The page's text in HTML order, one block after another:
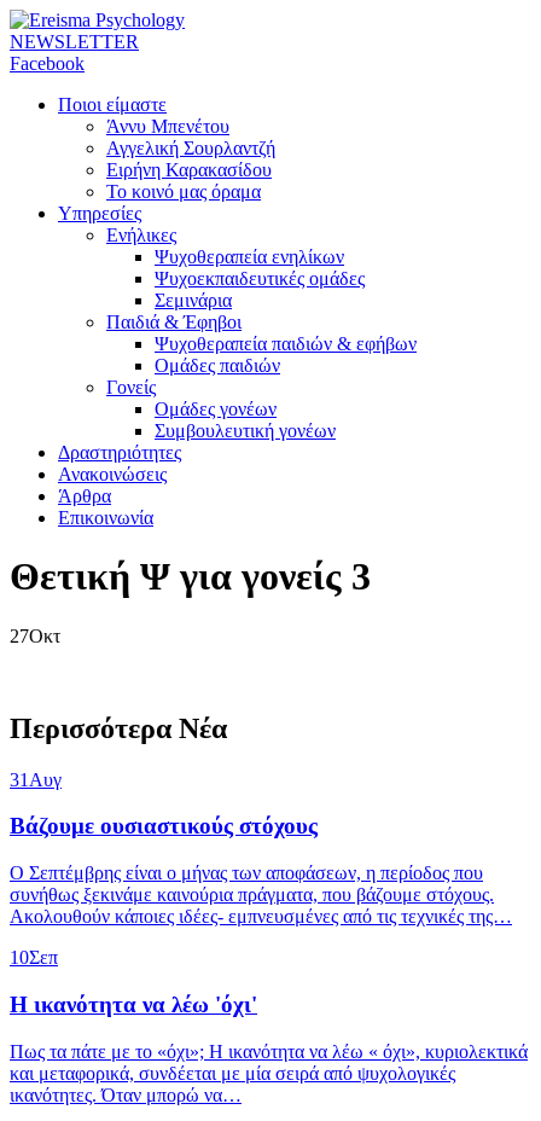
NEWSLETTER
Facebook
Ποιοι είμαστε
Άννυ Μπενέτου
Αγγελική Σουρλαντζή
Ειρήνη Καρακασίδου
Το κοινό μας όραμα
Υπηρεσίες
Ενήλικες
Ψυχοθεραπεία ενηλίκων
Ψυχοεκπαιδευτικές ομάδες
Σεμινάρια
Παιδιά & Έφηβοι
Ψυχοθεραπεία παιδιών & εφήβων
Ομάδες παιδιών
Γονείς
Ομάδες γονέων
Συμβουλευτική γονέων
Δραστηριότητες
Ανακοινώσεις
Άρθρα
Επικοινωνία
Θετική Ψ για γονείς 3
27Οκτ
Περισσότερα Νέα
31 Αυγ
Βάζουμε ουσιαστικούς στόχους
Ο Σεπτέμβρης είναι ο μήνας των αποφάσεων, η περίοδος που
συνήθως ξεκινάμε καινούρια πράγματα, που βάζουμε στόχους.
Ακολουθούν κάποιες ιδέες- εμπνευσμένες από τις τεχνικές της…
10Σεπ
Η ικανότητα να λέω 'όχι'
Πως τα πάτε με το «όχι»; Η ικανότητα να λέω « όχι», κυριολεκτικά
και μεταφορικά, συνδέεται με μία σειρά από ψυχολογικές
ικανότητες. Όταν μπορώ να…